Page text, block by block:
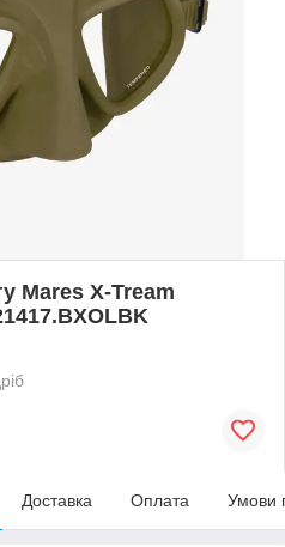
Mares X-Tream
Доставка Оплата Умови